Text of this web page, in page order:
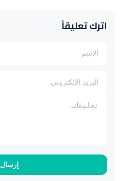
اترك تعليقاً
إرسال